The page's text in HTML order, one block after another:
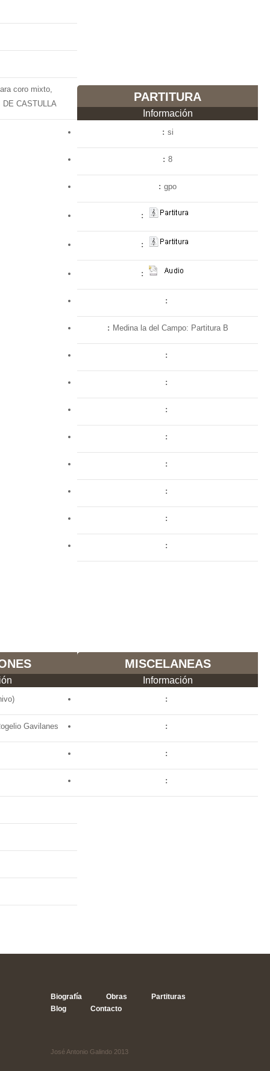
coro mixto,
CASTULLA
PARTITURA
Información
si
8
gpo
Medina la del Campo: Partitura B
Gavilanes
MISCELANEAS
Información
Biografía Obras
Partituras
Blog
Contacto
José Antonio Galindo 2013